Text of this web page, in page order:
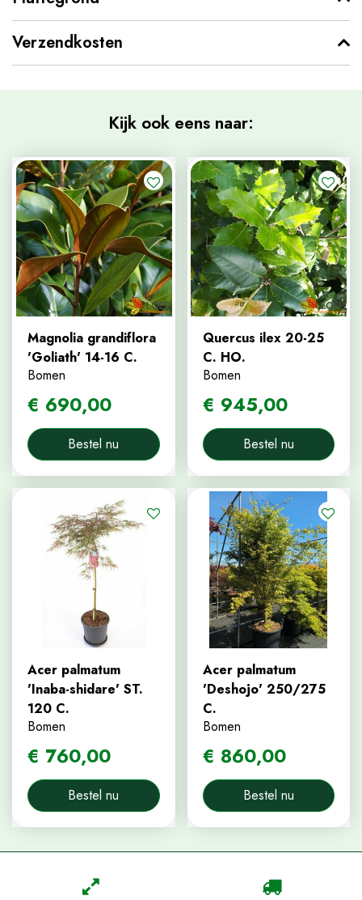
Verzendkosten
Kijk ook eens naar:
Magnolia grandiflora
'Goliath' 14-16 C.
Bomen
€ 690,00
Bestel nu
Quercus ilex 20-25
C. HO.
Bomen
€ 945,00
Bestel nu
Acer palmatum
'Inaba-shidare' ST.
120 C.
Bomen
€ 760,00
Bestel nu
Acer palmatum
'Deshojo' 250/275
C.
Bomen
€ 860,00
Bestel nu